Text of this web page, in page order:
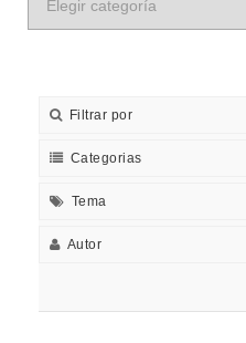
Filtrar por
Categorias
Tema
Autor